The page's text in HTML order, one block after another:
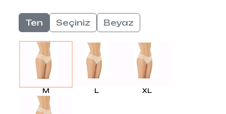
Ten Seçiniz Beyaz
M L XL